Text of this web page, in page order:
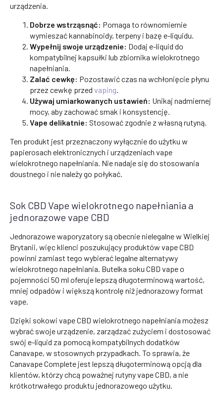
urządzenia.
Dobrze wstrząsnąć: Pomaga to równomiernie
wymieszać kannabinoidy, terpeny i bazę e-liquidu.
Wypełnij swoje urządzenie: Dodaj e-liquid do
kompatybilnej kapsułki lub zbiornika wielokrotnego
napełniania.
Zalać cewkę: Pozostawić czas na wchłonięcie płynu
przez cewkę przed vaping
Używaj umiarkowanych ustawień: Unikaj nadmiernej
mocy, aby zachować smak i konsystencję.
Vape delikatnie: Stosować zgodnie z własną rutyną.
Ten produkt jest przeznaczony wyłącznie do użytku w
papierosach elektronicznych i urządzeniach vape
wielokrotnego napełniania. Nie nadaje się do stosowania
doustnego i nie należy go połykać.
Sok CBD Vape wielokrotnego napełniania a
jednorazowe vape CBD
Jednorazowe waporyzatory są obecnie nielegalne w Wielkiej
Brytanii, więc klienci poszukujący produktów vape CBD
powinni zamiast tego wybierać legalne alternatywy
wielokrotnego napełniania. Butelka soku CBD vape o
pojemności 50 ml oferuje lepszą długoterminową wartość,
mniej odpadów i większą kontrolę niż jednorazowy format
vape.
Dzięki sokowi vape CBD wielokrotnego napełniania możesz
wybrać swoje urządzenie, zarządzać zużyciem i dostosować
swój e-liquid za pomocą kompatybilnych dodatków
Canavape, w stosownych przypadkach. To sprawia, że
Canavape Complete jest lepszą długoterminową opcją dla
klientów, którzy chcą poważnej rutyny vape CBD, a nie
krótkotrwałego produktu jednorazowego użytku.